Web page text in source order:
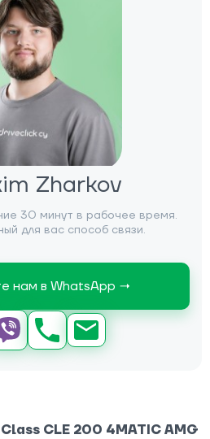
Zharkov
30 минут в рабочее время.
для вас способ связи.
нам в WhatsApp →
CLE 200 4MATIC AMG